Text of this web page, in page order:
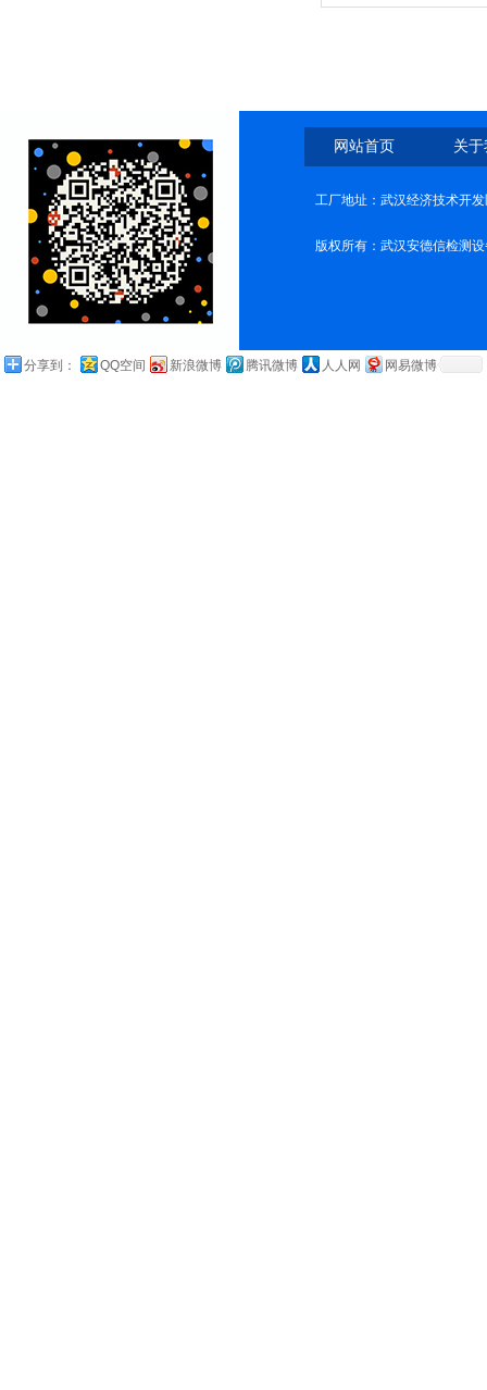
网站首页 关
工厂地址：武汉经济技术开
版权所有：武汉安德信检测
分享到： QQ空间 新浪微博 腾讯微博 人人网 网易微博